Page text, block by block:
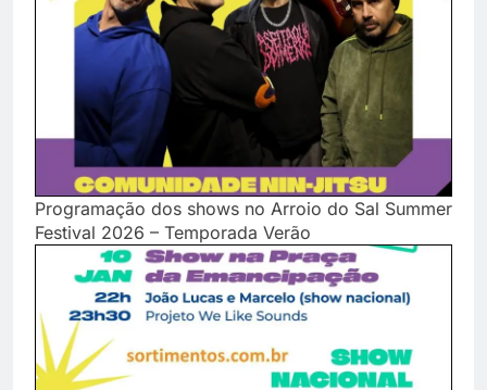
Programação dos shows no Arroio do Sal Summer
Festival 2026 – Temporada Verão